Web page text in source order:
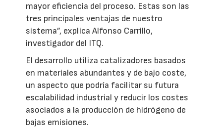
mayor eficiencia del proceso. Estas son las
tres principales ventajas de nuestro
sistema”, explica Alfonso Carrillo,
investigador del ITQ.
El desarrollo utiliza catalizadores basados
en materiales abundantes y de bajo coste,
un aspecto que podría facilitar su futura
escalabilidad industrial y reducir los costes
asociados a la producción de hidrógeno de
bajas emisiones.